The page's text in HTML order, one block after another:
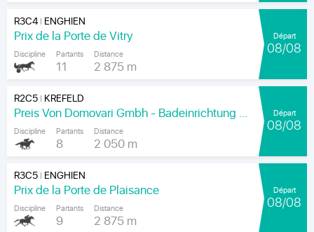
R3C4| ENGHIEN
Prix de la Porte de Vitry
Discipline Partants
11
Distance
2 875 m
Départ
08/08
R2C5| KREFELD
Preis Von Domovari Gmbh - Badeinrichtung Auf Mass
Discipline Partants
8
Distance
2 050 m
Départ
08/08
R3C5| ENGHIEN
Prix de la Porte de Plaisance
Discipline Partants
9
Distance
2 875 m
Départ
08/08